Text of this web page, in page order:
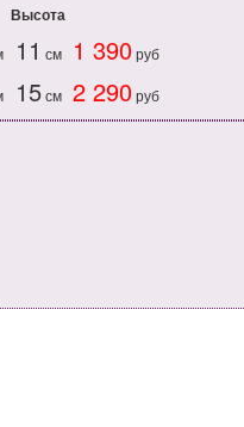
Высота
11 см 1 390руб
15см 2 290руб